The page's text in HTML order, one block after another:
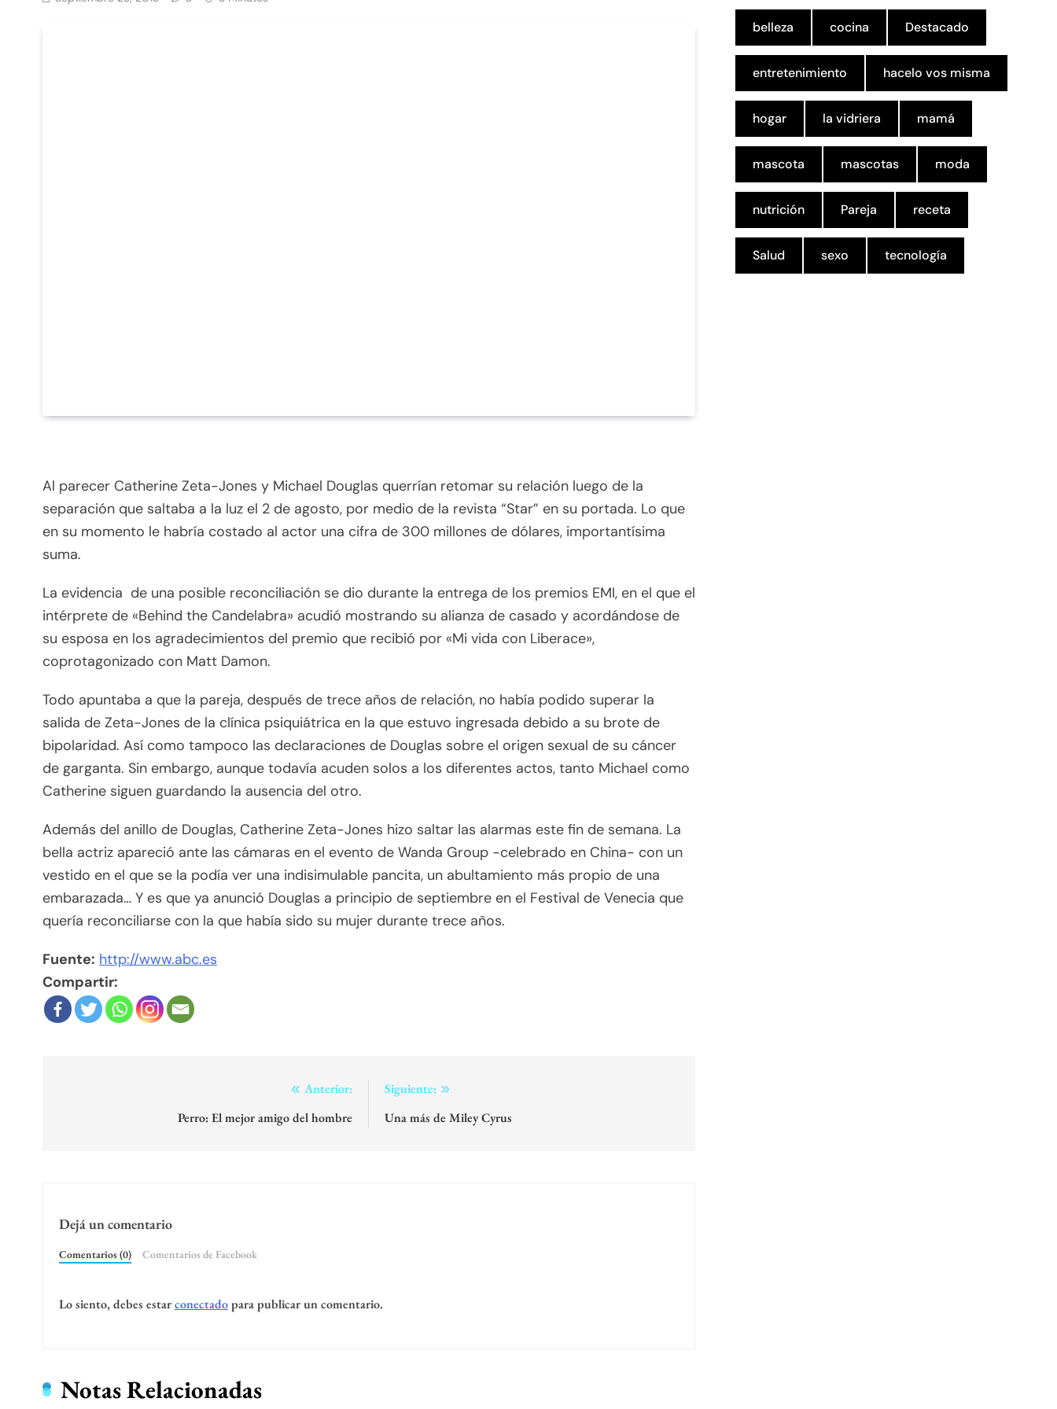
Al parecer Catherine Zeta-Jones y Michael Douglas querrían retomar su relación luego de la
separación que saltaba a la luz el 2 de agosto, por medio de la revista “Star” en su portada. Lo que
en su momento le habría costado al actor una cifra de 300 millones de dólares, importantísima
suma.
La evidencia de una posible reconciliación se dio durante la entrega de los premios EMI, en el que el
intérprete de «Behind the Candelabra» acudió mostrando su alianza de casado y acordándose de
su esposa en los agradecimientos del premio que recibió por «Mi vida con Liberace»,
coprotagonizado con Matt Damon.
Todo apuntaba a que la pareja, después de trece años de relación, no había podido superar la
salida de Zeta-Jones de la clínica psiquiátrica en la que estuvo ingresada debido a su brote de
bipolaridad. Así como tampoco las declaraciones de Douglas sobre el origen sexual de su cáncer
de garganta. Sin embargo, aunque todavía acuden solos a los diferentes actos, tanto Michael como
Catherine siguen guardando la ausencia del otro.
Además del anillo de Douglas, Catherine Zeta-Jones hizo saltar las alarmas este fin de semana. La
bella actriz apareció ante las cámaras en el evento de Wanda Group -celebrado en China- con un
vestido en el que se la podía ver una indisimulable pancita, un abultamiento más propio de una
embarazada… Y es que ya anunció Douglas a principio de septiembre en el Festival de Venecia que
quería reconciliarse con la que había sido su mujer durante trece años.
Fuente: http://www.abc.es
Compartir:
Anterior:
Perro: El mejor amigo del hombre
Siguiente:
Una más de Miley Cyrus
Dejá un comentario
Comentarios (0) Comentarios de Facebook
Lo siento, debes estarconectadopara publicar un comentario.
Notas Relacionadas
belleza cocina Destacado
entretenimiento hacelo vos misma
hogar la vidriera mamá
mascota mascotas moda
nutrición Pareja receta
Salud sexo tecnología